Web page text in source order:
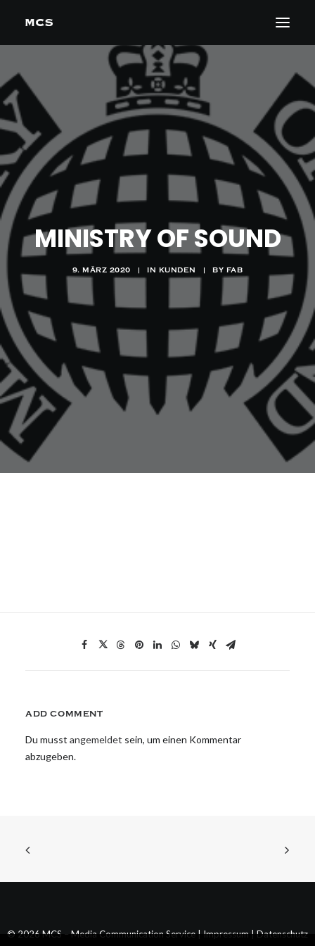
MINISTRY OF SOUND
9. MÄRZ 2020 | IN KUNDEN | BY FAB
ADD COMMENT
Du musst angemeldet sein, um einen Kommentar
abzugeben.
© 2026 MCS – Media Communication Service | Impressum | Datenschutz